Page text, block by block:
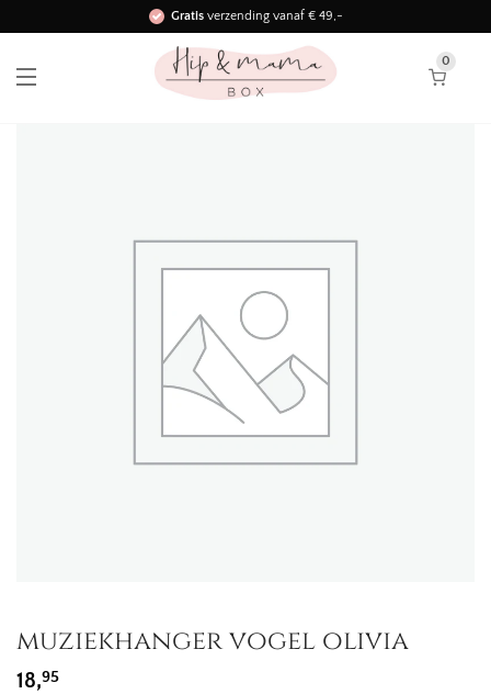
Gratisverzending vanaf € 49,-
Binnen 3 werkdagen in huis!
0
muziekhanger vogel olivia
18,95